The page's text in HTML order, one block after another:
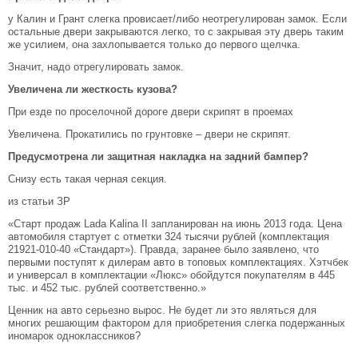
у Калин и Грант слегка провисает/либо неотрегулирован замок. Если
остальные двери закрываются легко, то с закрывая эту дверь таким
же усилием, она захлопывается только до первого щелчка.
Значит, надо отрегулировать замок.
Увеличена ли жесткость кузова?
При езде по проселочной дороге двери скрипят в проемах
Увеличена. Прокатились по грунтовке – двери не скрипят.
Предусмотрена ли защитная накладка на задний бампер?
Снизу есть такая черная секция.
из статьи ЗР
«Старт продаж Lada Kalina II запланирован на июнь 2013 года. Цена
автомобиля стартует с отметки 324 тысячи рублей (комплектация
21921-010-40 «Стандарт»). Правда, заранее было заявлено, что
первыми поступят к дилерам авто в топовых комплектациях. Хэтчбек
и универсал в комплектации «Люкс» обойдутся покупателям в 445
тыс. и 452 тыс. рублей соответственно.»
Ценник на авто серьезно вырос. Не будет ли это являться для
многих решающим фактором для приобретения слегка подержанных
иномарок одноклассников?